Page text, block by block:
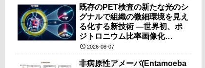
既存のPET検査の新たな光のシ
グナルで組織の微細環境を見え
る化する新技術 ―世界初、ポ
ジトロニウム比率画像化
（PRI）の原理検証に成功―
2026-08-07
非病原性アメーバ(Entamoeba